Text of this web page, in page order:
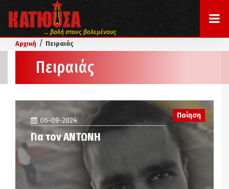
... βολή στους βολεμένους
Αρχική / Πειραιάς
Πειραιάς
Ποίηση
06-09-2024
Για τον ΑΝΤΩΝΗ